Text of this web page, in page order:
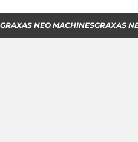
GRAXAS NEO MACHINES